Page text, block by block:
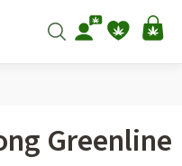
Hledat
Greenline